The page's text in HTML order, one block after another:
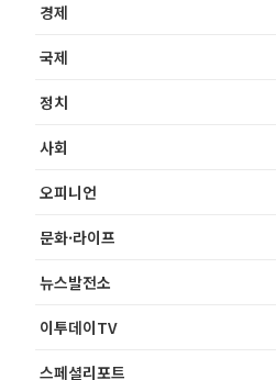
경제
국제
정치
사회
오피니언
문화·라이프
뉴스발전소
이투데이TV
스페셜리포트